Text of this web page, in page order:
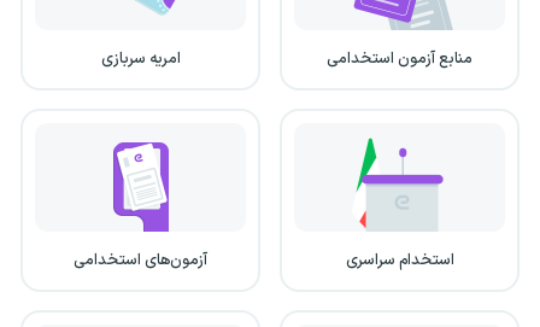
منابع آزمون استخدامی امریه سربازی
استخدام سراسری آزمون‌های استخدامی